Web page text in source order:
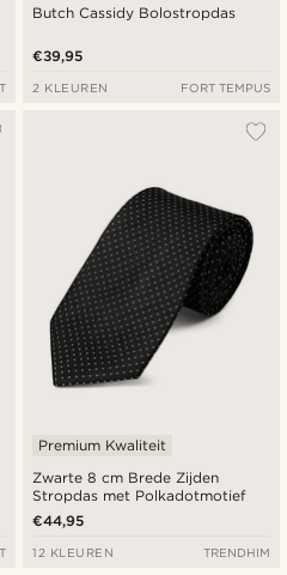
Butch Cassidy Bolostropdas
€39,95
2 KLEUREN FORT TEMPUS
Zwarte 8 cm Brede Zijden
Stropdas met Polkadotmotief
Premium Kwaliteit
€44,95
12 KLEUREN TRENDHIM